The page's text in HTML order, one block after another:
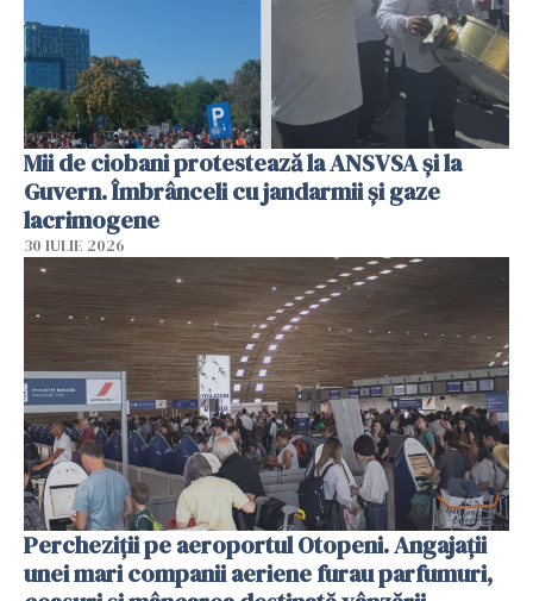
Mii de ciobani protestează la ANSVSA și la
Guvern. Îmbrânceli cu jandarmii și gaze
lacrimogene
30 IULIE 2026
Percheziții pe aeroportul Otopeni. Angajații
unei mari companii aeriene furau parfumuri,